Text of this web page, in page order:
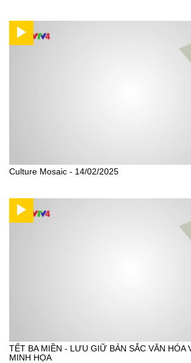
Culture Mosaic - 14/02/2025
TẾT BA MIỀN - LƯU GIỮ BẢN SẮC VĂN HÓA
MINH HỌA